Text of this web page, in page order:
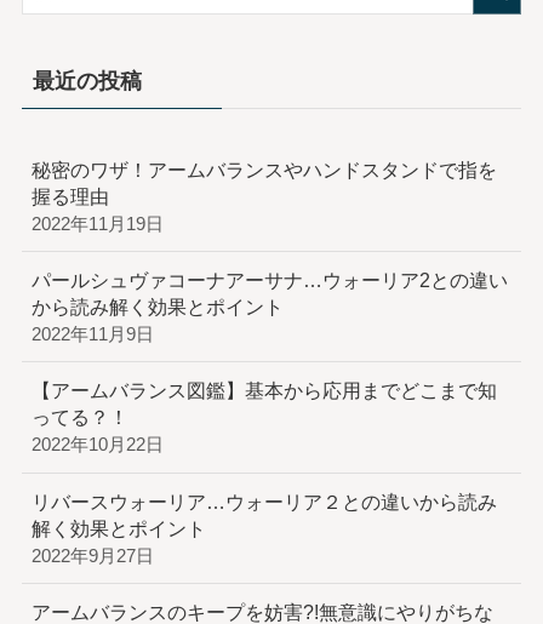
最近の投稿
秘密のワザ！アームバランスやハンドスタンドで指を
握る理由
2022年11月19日
パールシュヴァコーナアーサナ…ウォーリア2との違い
から読み解く効果とポイント
2022年11月9日
【アームバランス図鑑】基本から応用までどこまで知
ってる？！
2022年10月22日
リバースウォーリア…ウォーリア２との違いから読み
解く効果とポイント
2022年9月27日
アームバランスのキープを妨害?!無意識にやりがちな